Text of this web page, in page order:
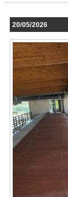
20/05/2026